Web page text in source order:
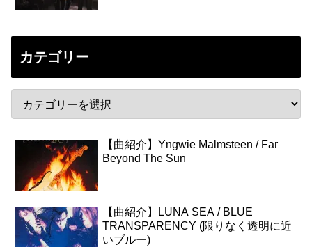
カテゴリー
【曲紹介】Yngwie Malmsteen / Far
Beyond The Sun
【曲紹介】LUNA SEA / BLUE
TRANSPARENCY (限りなく透明に近
いブルー)